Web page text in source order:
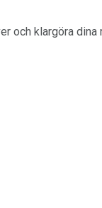
och klargöra dina